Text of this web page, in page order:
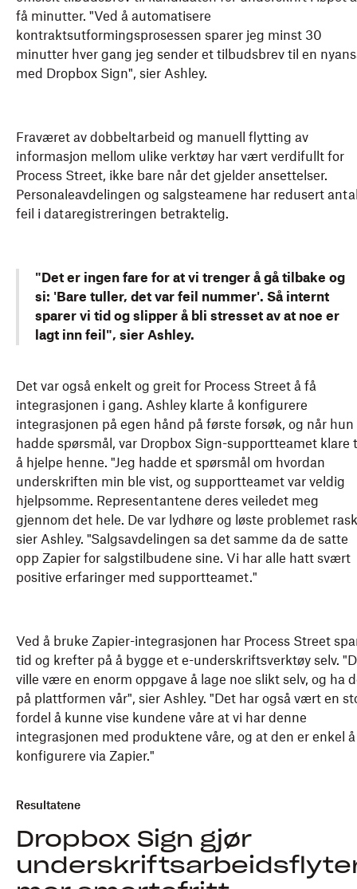
få minutter. "Ved å automatisere
kontraktsutformingsprosessen sparer jeg minst 30
minutter hver gang jeg sender et tilbudsbrev til en
med Dropbox Sign", sier Ashley.
Fraværet av dobbeltarbeid og manuell flytting av
informasjon mellom ulike verktøy har vært verdifullt for
Process Street, ikke bare når det gjelder ansettelser.
Personaleavdelingen og salgsteamene har redusert
feil i dataregistreringen betraktelig.
"Det er ingen fare for at vi trenger å gå tilbake og
si: 'Bare tuller, det var feil nummer'. Så internt
sparer vi tid og slipper å bli stresset av at noe er
lagt inn feil", sier Ashley.
Det var også enkelt og greit for Process Street å få
integrasjonen i gang. Ashley klarte å konfigurere
integrasjonen på egen hånd på første forsøk, og når hun
hadde spørsmål, var Dropbox Sign-supportteamet klare
å hjelpe henne. "Jeg hadde et spørsmål om hvordan
underskriften min ble vist, og supportteamet var veldig
hjelpsomme. Representantene deres veiledet meg
gjennom det hele. De var lydhøre og løste problemet
sier Ashley. "Salgsavdelingen sa det samme da de satte
opp Zapier for salgstilbudene sine. Vi har alle hatt svært
positive erfaringer med supportteamet."
Ved å bruke Zapier-integrasjonen har Process Street
tid og krefter på å bygge et e-underskriftsverktøy selv.
ville være en enorm oppgave å lage noe slikt selv, og ha
på plattformen vår", sier Ashley. "Det har også vært en
fordel å kunne vise kundene våre at vi har denne
integrasjonen med produktene våre, og at den er enkel å
konfigurere via Zapier."
Resultatene
Dropbox Sign gjør